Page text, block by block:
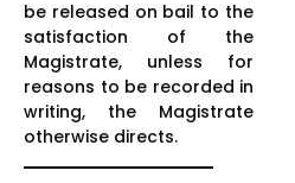
be released on bail to the
satisfaction of the
Magistrate, unless for
reasons to be recorded in
writing, the Magistrate
otherwise directs.